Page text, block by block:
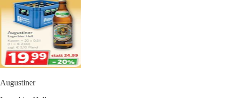
Augustiner